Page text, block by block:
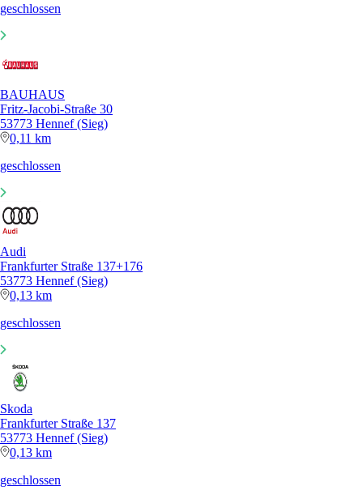
geschlossen
BAUHAUS
Fritz-Jacobi-Straße 30
53773 Hennef (Sieg)
0,11 km
geschlossen
Audi
Frankfurter Straße 137+176
53773 Hennef (Sieg)
0,13 km
geschlossen
Skoda
Frankfurter Straße 137
53773 Hennef (Sieg)
0,13 km
geschlossen